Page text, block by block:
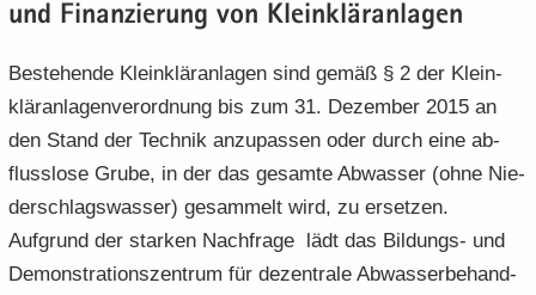
e
­
d
a
­
v
i
­
n
t
­
o
e
­
d
a
­
v
i
a
t
i
­
und Fi­nan­zie­rung von Klein­klär­an­la­gen
Be­stehen­de Klein­klär­an­la­gen sind gemäß § 2 der Klein­
klär­an­la­gen­ver­ord­nung bis zum 31. De­zem­ber 2015 an
den Stand der Tech­nik an­zu­pas­sen oder durch eine ab­
fluss­lo­se Grube, in der das ge­sam­te Ab­was­ser (ohne Nie­
der­schlags­was­ser) ge­sam­melt wird, zu er­set­zen.
Auf­grund der star­ken Nach­fra­ge lädt das Bildungs-​ und
De­mons­tra­ti­ons­zen­trum für de­zen­tra­le Ab­was­ser­be­hand­
­
a
­
t
o
n